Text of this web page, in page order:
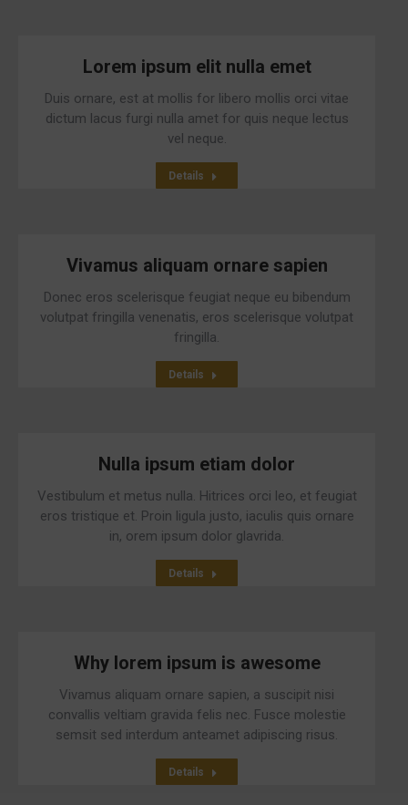
Lorem ipsum elit nulla emet
Duis ornare, est at mollis for libero mollis orci vitae
dictum lacus furgi nulla amet for quis neque lectus
vel neque.
Details
Vivamus aliquam ornare sapien
Donec eros scelerisque feugiat neque eu bibendum
volutpat fringilla venenatis, eros scelerisque volutpat
fringilla.
Details
Nulla ipsum etiam dolor
Vestibulum et metus nulla. Hitrices orci leo, et feugiat
eros tristique et. Proin ligula justo, iaculis quis ornare
in, orem ipsum dolor glavrida.
Details
Why lorem ipsum is awesome
Vivamus aliquam ornare sapien, a suscipit nisi
convallis veltiam gravida felis nec. Fusce molestie
semsit sed interdum anteamet adipiscing risus.
Details